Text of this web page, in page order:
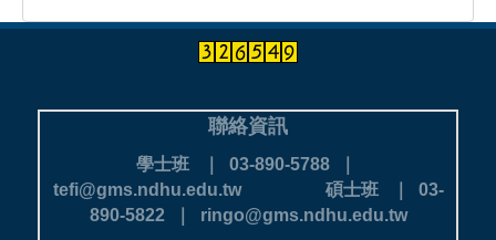
聯絡資訊
學士班 ｜ 03-890-5788 ｜
tefi@gms.ndhu.edu.tw 碩士班 ｜ 03-
890-5822 ｜ ringo@gms.ndhu.edu.tw